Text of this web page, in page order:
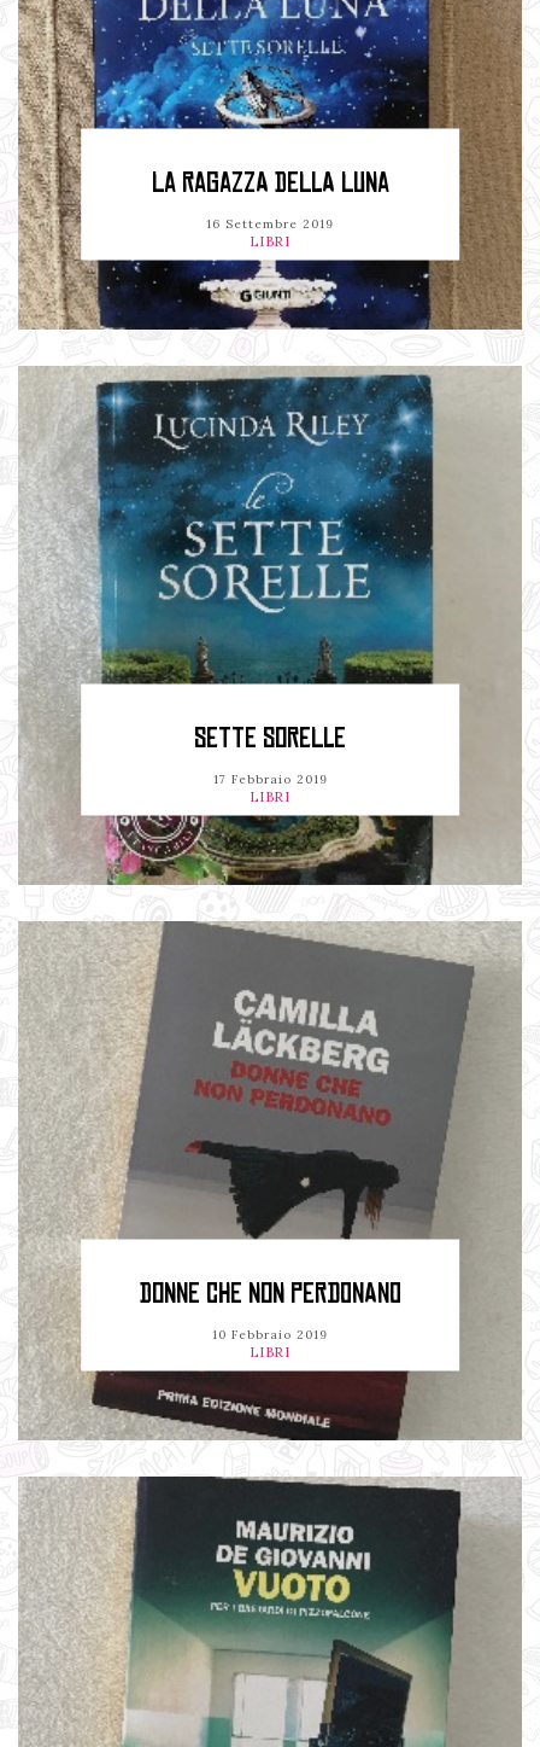
LA RAGAZZA DELLA LUNA
16 Settembre 2019
LIBRI
SETTE SORELLE
17 Febbraio 2019
LIBRI
DONNE CHE NON PERDONANO
10 Febbraio 2019
LIBRI